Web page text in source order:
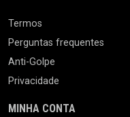
Termos
Perguntas frequentes
Anti-Golpe
Privacidade
MINHA CONTA